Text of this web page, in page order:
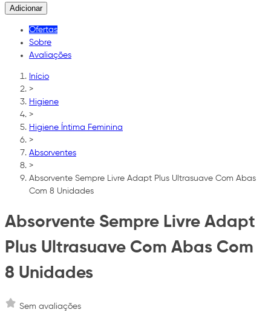
Adicionar
Ofertas
Sobre
Avaliações
Início
>
Higiene
>
Higiene Íntima Feminina
>
Absorventes
>
Absorvente Sempre Livre Adapt Plus Ultrasuave Com Abas
Com 8 Unidades
Absorvente Sempre Livre Adapt
Plus Ultrasuave Com Abas Com
8 Unidades
Sem avaliações